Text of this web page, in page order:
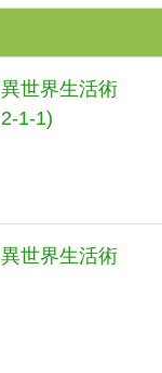
世界生活術
1-1)
世界生活術